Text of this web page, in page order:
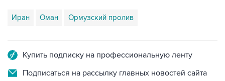
Иран Оман Ормузский пролив
Купить подписку на профессиональную ленту
Подписаться на рассылку главных новостей сайта